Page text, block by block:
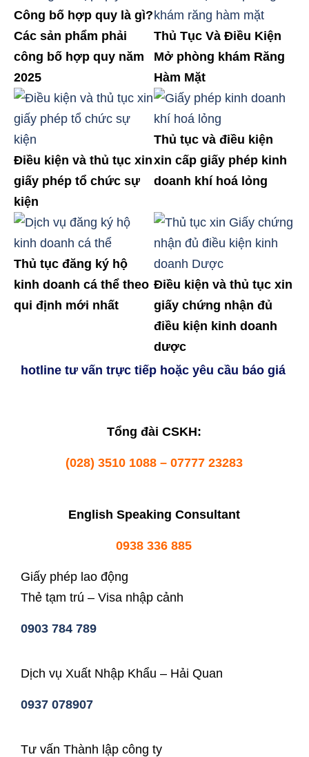
Công bố hợp quy là gì?
Các sản phẩm phải
công bố hợp quy năm
2025
Thủ Tục Và Điều Kiện
Mở phòng khám Răng
Hàm Mặt
Điều kiện và thủ tục xin
giấy phép tổ chức sự
kiện
Thủ tục và điều kiện
xin cấp giấy phép kinh
doanh khí hoá lỏng
Thủ tục đăng ký hộ
kinh doanh cá thể theo
qui định mới nhất
Điều kiện và thủ tục xin
giấy chứng nhận đủ
điều kiện kinh doanh
dược
hotline tư vấn trực tiếp hoặc yêu cầu báo giá
Tổng đài CSKH:
(028) 3510 1088 – 07777 23283
English Speaking Consultant
0938 336 885
Giấy phép lao động
Thẻ tạm trú – Visa nhập cảnh
0903 784 789
Dịch vụ Xuất Nhập Khẩu – Hải Quan
0937 078907
Tư vấn Thành lập công ty